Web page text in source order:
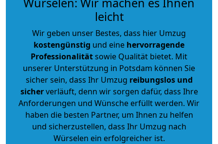
leicht
Wir geben unser Bestes, dass hier Umzug
kostengünstig und eine hervorragende
Professionalitätsowie Qualität bietet. Mit
unserer Unterstützung in Potsdam können Sie
sicher sein, dass Ihr Umzug reibungslos und
sicherverläuft, denn wir sorgen dafür, dass Ihre
Anforderungen und Wünsche erfüllt werden. Wir
haben die besten Partner, um Ihnen zu helfen
und sicherzustellen, dass Ihr Umzug nach
Würselen ein erfolgreicher ist.